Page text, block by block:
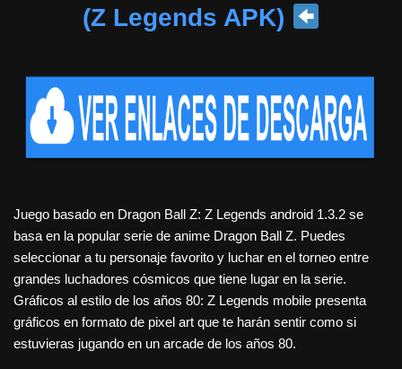
(Z Legends APK)
Juego basado en Dragon Ball Z: Z Legends android 1.3.2 se
basa en la popular serie de anime Dragon Ball Z. Puedes
seleccionar a tu personaje favorito y luchar en el torneo entre
grandes luchadores cósmicos que tiene lugar en la serie.
Gráficos al estilo de los años 80: Z Legends mobile presenta
gráficos en formato de pixel art que te harán sentir como si
estuvieras jugando en un arcade de los años 80.